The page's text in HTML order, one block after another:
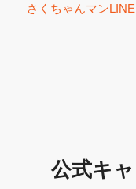
さくちゃんマン
公式キ